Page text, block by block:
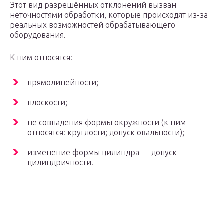
Этот вид разрешённых отклонений вызван
неточностями обработки, которые происходят из-за
реальных возможностей обрабатывающего
оборудования.
К ним относятся:
прямолинейности;
плоскости;
не совпадения формы окружности (к ним
относятся: круглости; допуск овальности);
изменение формы цилиндра — допуск
цилиндричности.